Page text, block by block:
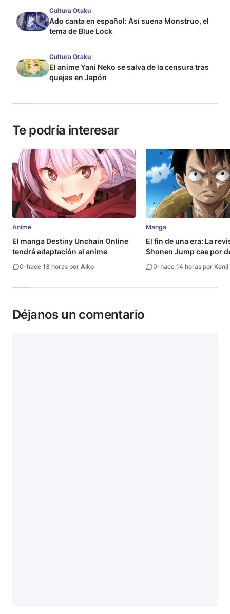
Cultura Otaku
Ado canta en español: Así suena Monstruo, el
tema de Blue Lock
Cultura Otaku
El anime Yani Neko se salva de la censura tras
quejas en Japón
Te podría interesar
Anime
El manga Destiny Unchain Online
tendrá adaptación al anime
0-hace 13 horas por Aiko
Manga
El fin de una era: La
Shonen Jump cae por
0-hace 14 horas por Kenji
Déjanos un comentario